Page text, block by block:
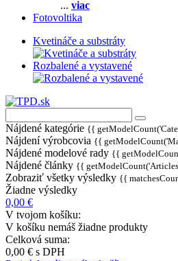
... viac
Fotovoltika
Kvetináče a substráty
Rozbalené a vystavené
Nájdené kategórie {{
Nájdení výrobcovia {{
Nájdené modelové rady {{
Nájdené články {{
Zobraziť všetky výsledky {{
Žiadne výsledky
0,00 €
V tvojom košíku:
V košíku nemáš žiadne produkty
Celková suma:
0,00 € s DPH